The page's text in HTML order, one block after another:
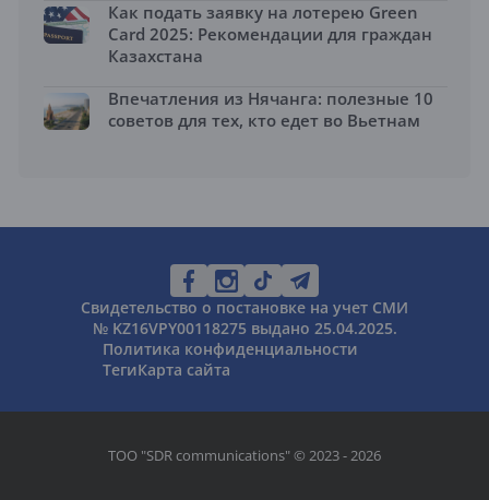
Как подать заявку на лотерею Green
Card 2025: Рекомендации для граждан
Казахстана
Впечатления из Нячанга: полезные 10
советов для тех, кто едет во Вьетнам
Свидетельство о постановке на учет СМИ
№ KZ16VPY00118275 выдано 25.04.2025.
Политика конфиденциальности
ТегиКарта сайта
ТОО "SDR communications" © 2023 - 2026